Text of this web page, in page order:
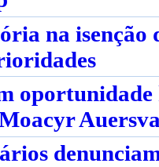
na isenção